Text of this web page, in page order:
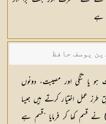
ہے
یوسف حافظ
یا تنگی اور مصیبت، دونوں
طرز عمل اختیار کرتے ہیں جیسا
کھا کر فرمایا ”قسم ہے